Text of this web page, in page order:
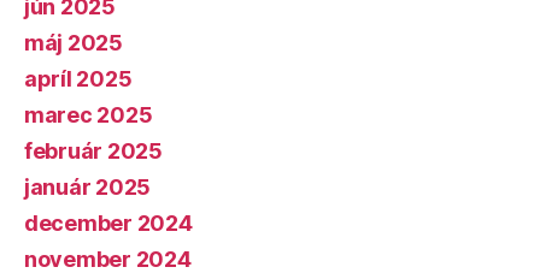
jún 2025
máj 2025
apríl 2025
marec 2025
február 2025
január 2025
december 2024
november 2024